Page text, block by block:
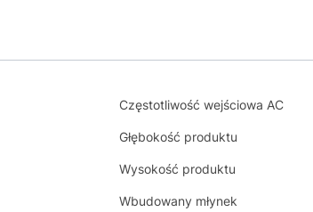
Częstotliwość wejściowa AC
Głębokość produktu
Wysokość produktu
Wbudowany młynek